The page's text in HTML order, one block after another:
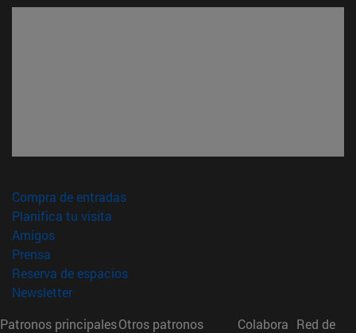
Compra de entradas(abre en nueva ventana)
Planifica tu visita
Amigos(abre en nueva ventana)
Prensa
Reserva de espacios(abre en nueva ventana)
Newsletter(abre en nueva ventana)
Patronos principalesOtros patronos
Colabora Red de